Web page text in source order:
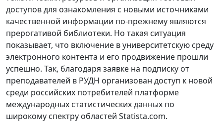
доступов для ознакомления с новыми источниками
качественной информации по-прежнему являются
прерогативой библиотеки. Но такая ситуация
показывает, что включение в университетскую среду
электронного контента и его продвижение прошли
успешно. Так, благодаря заявке на подписку от
преподавателей в РУДН организован доступ к новой
среди российских потребителей платформе
международных статистических данных по
широкому спектру областей Statista.com.